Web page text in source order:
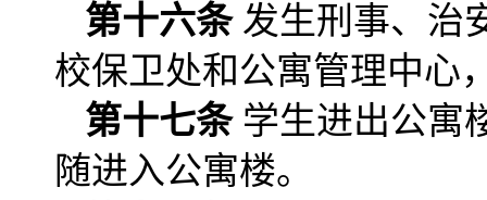
第十六条 发生刑事、治
校保卫处和公寓管理中心
第十七条 学生进出公寓
随进入公寓楼。